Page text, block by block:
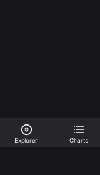
Explorer Charts